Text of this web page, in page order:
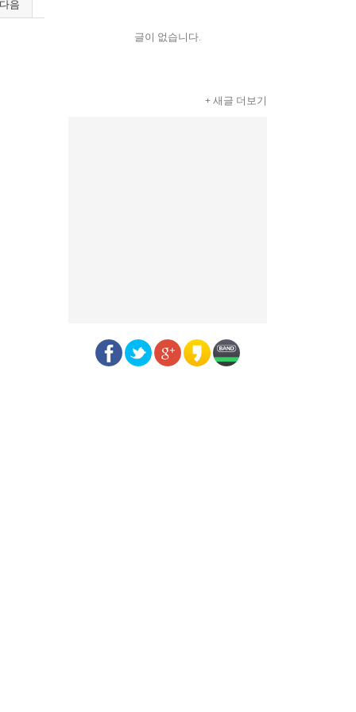
다음
글이 없습니다.
+ 새글 더보기